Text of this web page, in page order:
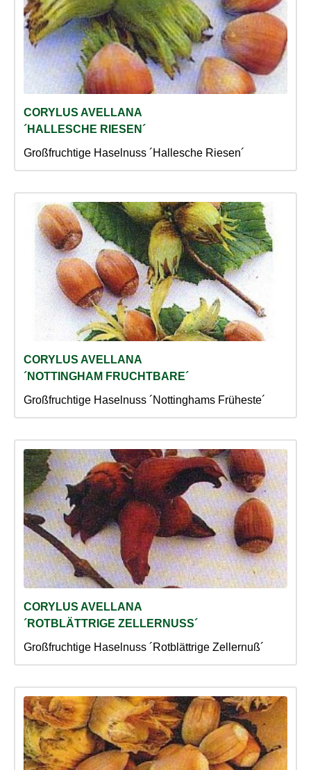
CORYLUS AVELLANA
´HALLESCHE RIESEN´
Großfruchtige Haselnuss ´Hallesche Riesen´
CORYLUS AVELLANA
´NOTTINGHAM FRUCHTBARE´
Großfruchtige Haselnuss ´Nottinghams Früheste´
CORYLUS AVELLANA
´ROTBLÄTTRIGE ZELLERNUSS´
Großfruchtige Haselnuss ´Rotblättrige Zellernuß´